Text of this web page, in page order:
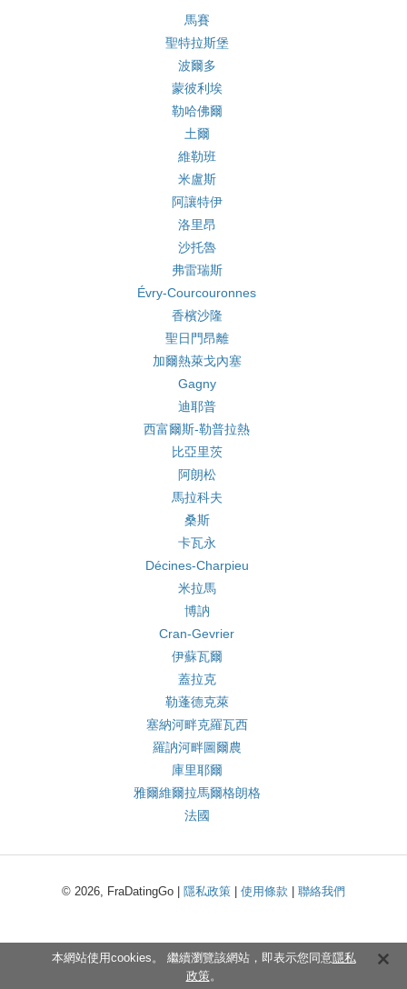
馬賽
聖特拉斯堡
波爾多
蒙彼利埃
勒哈佛爾
土爾
維勒班
米盧斯
阿讓特伊
洛里昂
沙托魯
弗雷瑞斯
Évry-Courcouronnes
香檳沙隆
聖日門昂離
加爾熱萊戈內塞
Gagny
迪耶普
西富爾斯-勒普拉熱
比亞里茨
阿朗松
馬拉科夫
桑斯
卡瓦永
Décines-Charpieu
米拉馬
博訥
Cran-Gevrier
伊蘇瓦爾
蓋拉克
勒蓬德克萊
塞納河畔克羅瓦西
羅訥河畔圖爾農
庫里耶爾
雅爾維爾拉馬爾格朗格
法國
© 2026, FraDatingGo | 隱私政策 使用條款 聯絡我們
本網站使用cookies。 繼續瀏覽該網站，即表示您同意隱私
政策。